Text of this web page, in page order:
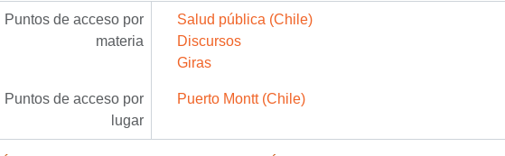
Puntos de acceso por
materia
Salud pública (Chile)
Discursos
Giras
Puntos de acceso por
lugar
Puerto Montt (Chile)